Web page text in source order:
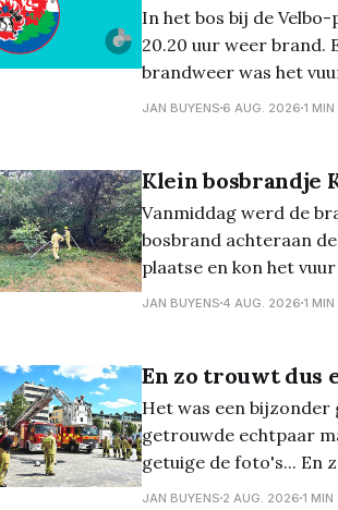
In het bos bij de
20.20 uur weer brand.
brandweer was het
bekend... En de dag ervoor, dinsdagavond, ontstond er een natuurbrand
JAN BUYENS 6 AUG. 2026 1 MIN
Klein bosbrandje
Vanmiddag werd de
bosbrand achteraan
plaatse en kon het
JAN BUYENS 4 AUG. 2026 1 MIN
En zo trouwt dus
Het was een bijzonder
getrouwde echtpaar
getuige de foto's... En zo gingen ze al erg vroeg op de dag 'van de
grond'...
JAN BUYENS 2 AUG. 2026 1 MIN